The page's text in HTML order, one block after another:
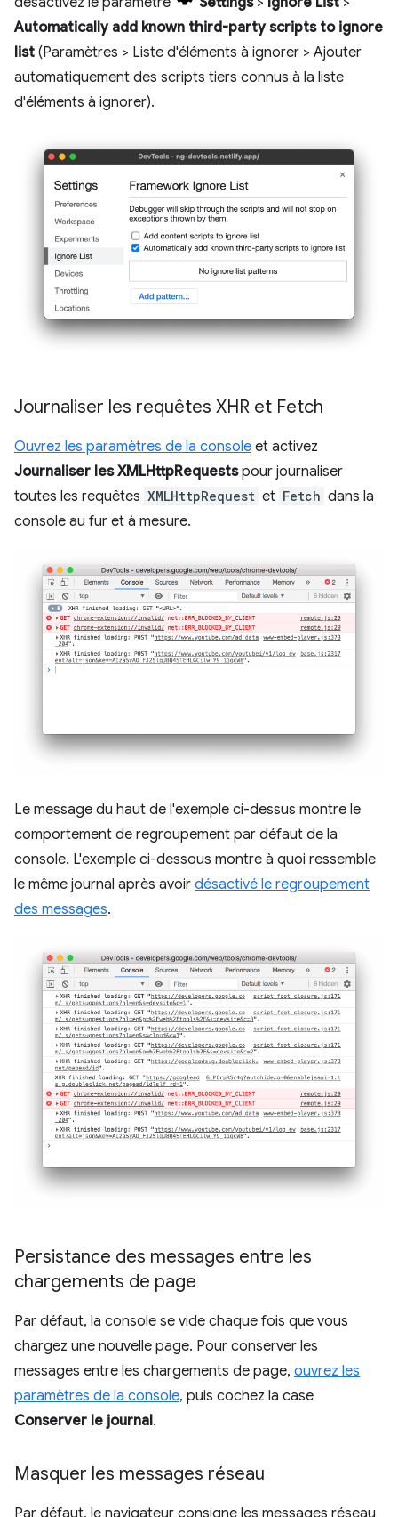
Automatically add known third-party scripts to ignore
list (Paramètres > Liste d'éléments à ignorer > Ajouter
automatiquement des scripts tiers connus à la liste
d'éléments à ignorer).
Journaliser les requêtes XHR et Fetch
Ouvrez les paramètres de la console et activez
Journaliser les XMLHttpRequestspour journaliser
toutes les requêtes XMLHttpRequest et Fetch dans la
console au fur et à mesure.
Le message du haut de l'exemple ci-dessus montre le
comportement de regroupement par défaut de la
console. L'exemple ci-dessous montre à quoi ressemble
le même journal après avoir désactivé le regroupement
des messages.
Persistance des messages entre les
chargements de page
Par défaut, la console se vide chaque fois que vous
chargez une nouvelle page. Pour conserver les
messages entre les chargements de page, ouvrez les
paramètres de la console, puis cochez la case
Conserver le journal.
Masquer les messages réseau
Par défaut, le navigateur consigne les messages réseau